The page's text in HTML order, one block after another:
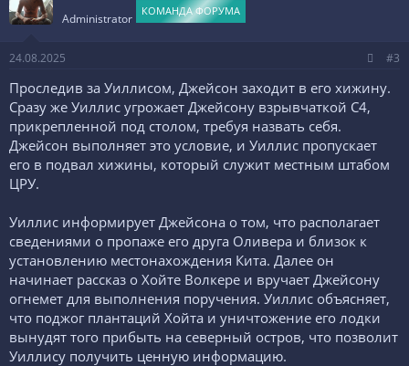
Administrator КОМАНДА ФОРУМА
24.08.2025 #3
Проследив за Уиллисом, Джейсон заходит в его хижину.
Сразу же Уиллис угрожает Джейсону взрывчаткой C4,
прикрепленной под столом, требуя назвать себя.
Джейсон выполняет это условие, и Уиллис пропускает
его в подвал хижины, который служит местным штабом
ЦРУ.
Уиллис информирует Джейсона о том, что располагает
сведениями о пропаже его друга Оливера и близок к
установлению местонахождения Кита. Далее он
начинает рассказ о Хойте Волкере и вручает Джейсону
огнемет для выполнения поручения. Уиллис объясняет,
что поджог плантаций Хойта и уничтожение его лодки
вынудят того прибыть на северный остров, что позволит
Уиллису получить ценную информацию.